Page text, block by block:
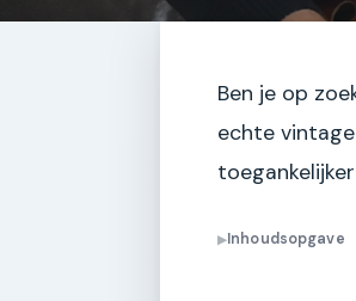
Ben je op
echte
▶Inhoudsopgave